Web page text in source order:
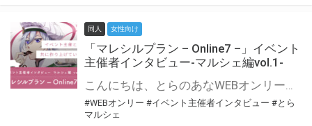
同人 女性向け
「マレシルプラン – Online7 –」イベント
主催者インタビュー-マルシェ編vol.1-
こんにちは、とらのあなWEBオンリー運営スタッフです。 新たにお届けする、イベント主催者インタビュー-マルシェ編-は、 とらのあなWEBオンリー「マルシェ」をご利用した主催様に 「マルシェ」を使って開催した感想や心がけをお聞きする企画です。 今回は、WEBオンリー開催7回目迎えた「マレシルプラン – Online7 –」より、 主催の玉川うた様にお話を伺いました。 ▼マレシルプランのインタビュー前回記事 「イベント主催者インタビュー vol.6」はこちら 協力：玉川うた様（マレシルプラン実行委員会 代表）／イベント公式Twitter（@mallesil_plan） とらのあなWEBオンリー「マルシェ」とは？ WEBオンリーでリアルタイムでコミュニケーションがとれるオンライン会場です。
#WEBオンリー #イベント主催者インタビュー #とら
マルシェ